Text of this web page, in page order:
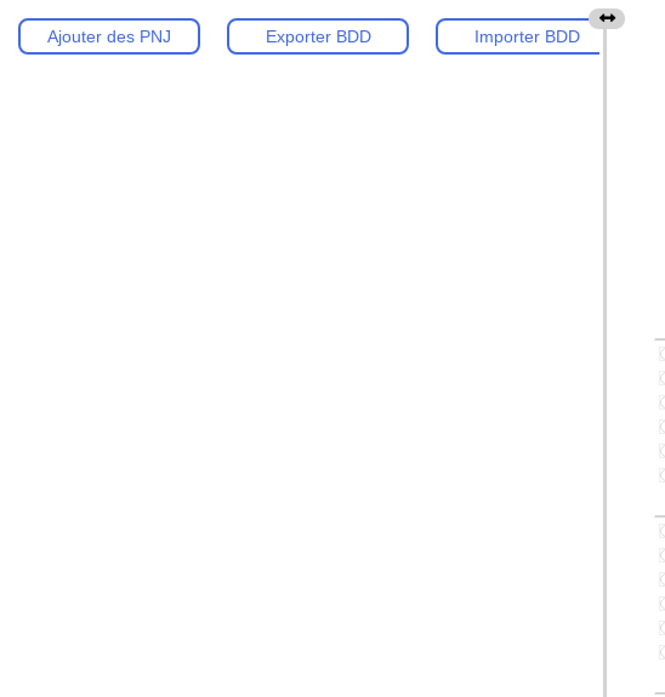
Ajouter des PNJ Exporter BDD Importer BDD